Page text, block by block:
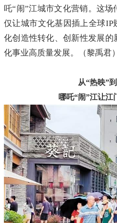
吒“闹”江城市文化营销。这
仅让城市文化基因插上全球IP
化创造性转化、创新性发展
化事业高质量发展。（黎禹君）
从“热映”
哪吒“闹”江让江